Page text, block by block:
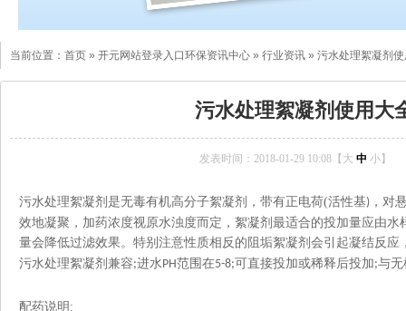
当前位置： 首页 » 开元网站登录入口环保资讯中心 » 行业资讯 » 污水处理絮凝剂
污水处理絮凝剂使用大
发表时间：2018-01-29 10:08【 大 中 小】
污水处理絮凝剂是无毒有机高分子絮凝剂，带有正电荷(活性基) ，对
效地凝聚，加药浓度视原水浊度而定，絮凝剂最适合的投加量应由
量会降低过滤效果。特别注意性质相反的阻垢絮凝剂会引起凝结反应
污水处理絮凝剂兼容;进水PH范围在5-8;可直接投加或稀释后投加;与无
配药说明 :